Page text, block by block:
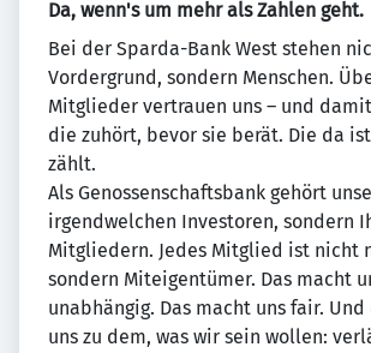
Da, wenn's um mehr als Zahlen geht.
Bei der Sparda-Bank West stehen
Vordergrund, sondern Menschen.
Mitglieder vertrauen uns – und
die zuhört, bevor sie berät. Die da
zählt.
Als Genossenschaftsbank gehört
irgendwelchen Investoren, sondern
Mitgliedern. Jedes Mitglied ist nicht
sondern Miteigentümer. Das macht
unabhängig. Das macht uns fair.
uns zu dem, was wir sein wollen: